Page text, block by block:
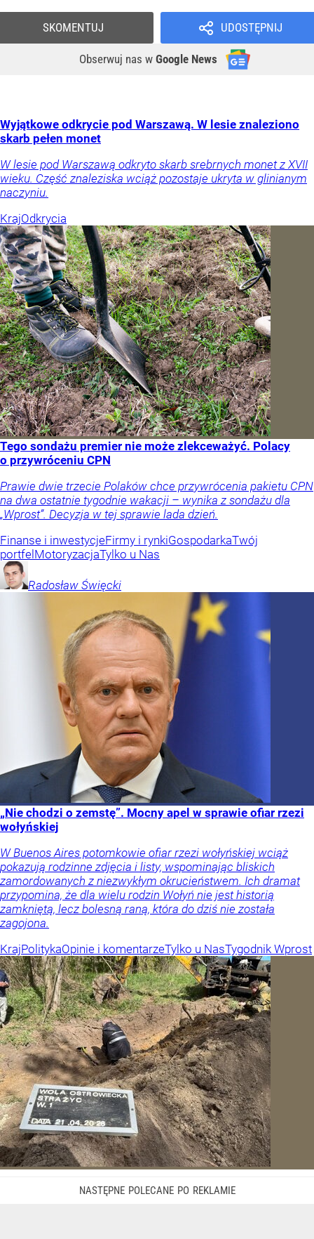
UDOSTĘPNIJ
Obserwuj nas w Google News
SKOMENTUJ
Wyjątkowe odkrycie pod Warszawą. W lesie znaleziono
skarb pełen monet
W lesie pod Warszawą odkryto skarb srebrnych monet z XVII
wieku. Część znaleziska wciąż pozostaje ukryta w glinianym
naczyniu.
KrajOdkrycia
Tego sondażu premier nie może zlekceważyć. Polacy
o przywróceniu CPN
Prawie dwie trzecie Polaków chce przywrócenia pakietu CPN
na dwa ostatnie tygodnie wakacji – wynika z sondażu dla
„Wprost”. Decyzja w tej sprawie lada dzień.
Finanse i inwestycjeFirmy i rynkiGospodarkaTwój
portfel MotoryzacjaTylko u Nas
Radosław Święcki
„Nie chodzi o zemstę”. Mocny apel w sprawie ofiar rzezi
wołyńskiej
W Buenos Aires potomkowie ofiar rzezi wołyńskiej wciąż
pokazują rodzinne zdjęcia i listy, wspominając bliskich
zamordowanych z niezwykłym okrucieństwem. Ich dramat
przypomina, że dla wielu rodzin Wołyń nie jest historią
zamkniętą, lecz bolesną raną, która do dziś nie została
zagojona.
KrajPolitykaOpinie i komentarzeTylko u NasTygodnik Wprost